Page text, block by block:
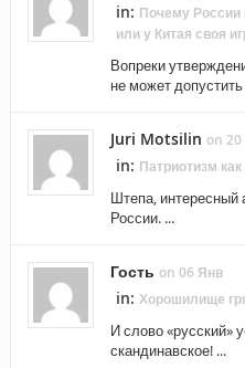
in: Почему России
или у Китая своя
Вопреки
не может допустить
Juri Motsilin on
in: Патриотизм
Штепа, интересный
России. ...
Гость on 06 Янв
in: Хорошилище
И слово «русский»
скандинавское! ...